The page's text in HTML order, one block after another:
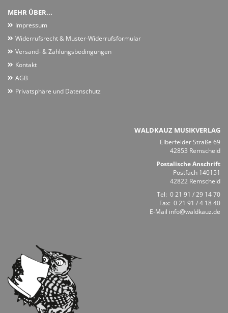
MEHR ÜBER...
Impressum
Widerrufsrecht & Muster-Widerrufsformular
Versand- & Zahlungsbedingungen
Kontakt
AGB
Privatsphäre und Datenschutz
WALDKAUZ MUSIKVERLAG
Elberfelder Straße 69
42853 Remscheid
Postalische Anschrift
Postfach 140151
42822 Remscheid
Tel: 0 21 91 / 29 14 70
Fax: 0 21 91 / 4 18 40
E-Mail info@waldkauz.de